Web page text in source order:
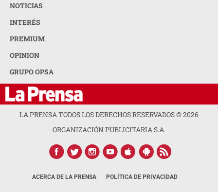
NOTICIAS
INTERÉS
PREMIUM
OPINION
GRUPO OPSA
LA PRENSA TODOS LOS DERECHOS RESERVADOS ©2026
ORGANIZACIÓN PUBLICITARIA S.A.
ACERCA DE LA PRENSA POLÍTICA DE PRIVACIDAD